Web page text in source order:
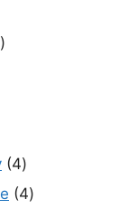
4
44
produkty
44